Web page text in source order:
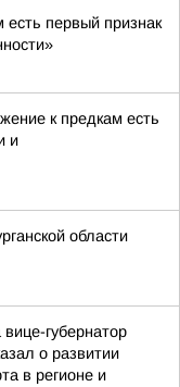
первый признак
к предкам есть
и
области
губернатор
о развитии
в регионе и